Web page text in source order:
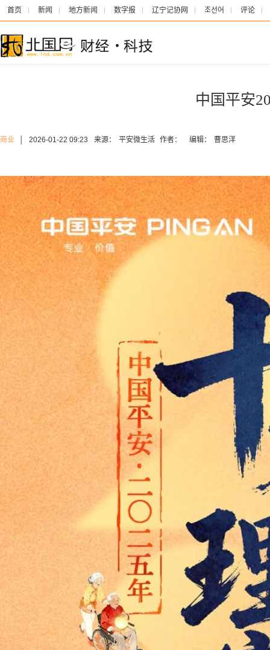
首页 新闻 地方新闻 数字报 辽宁记协网 조선어 评论
中国平安
商业 2026-01-22 09:23 来源： 平安微生活 作者： 编辑： 曹思洋